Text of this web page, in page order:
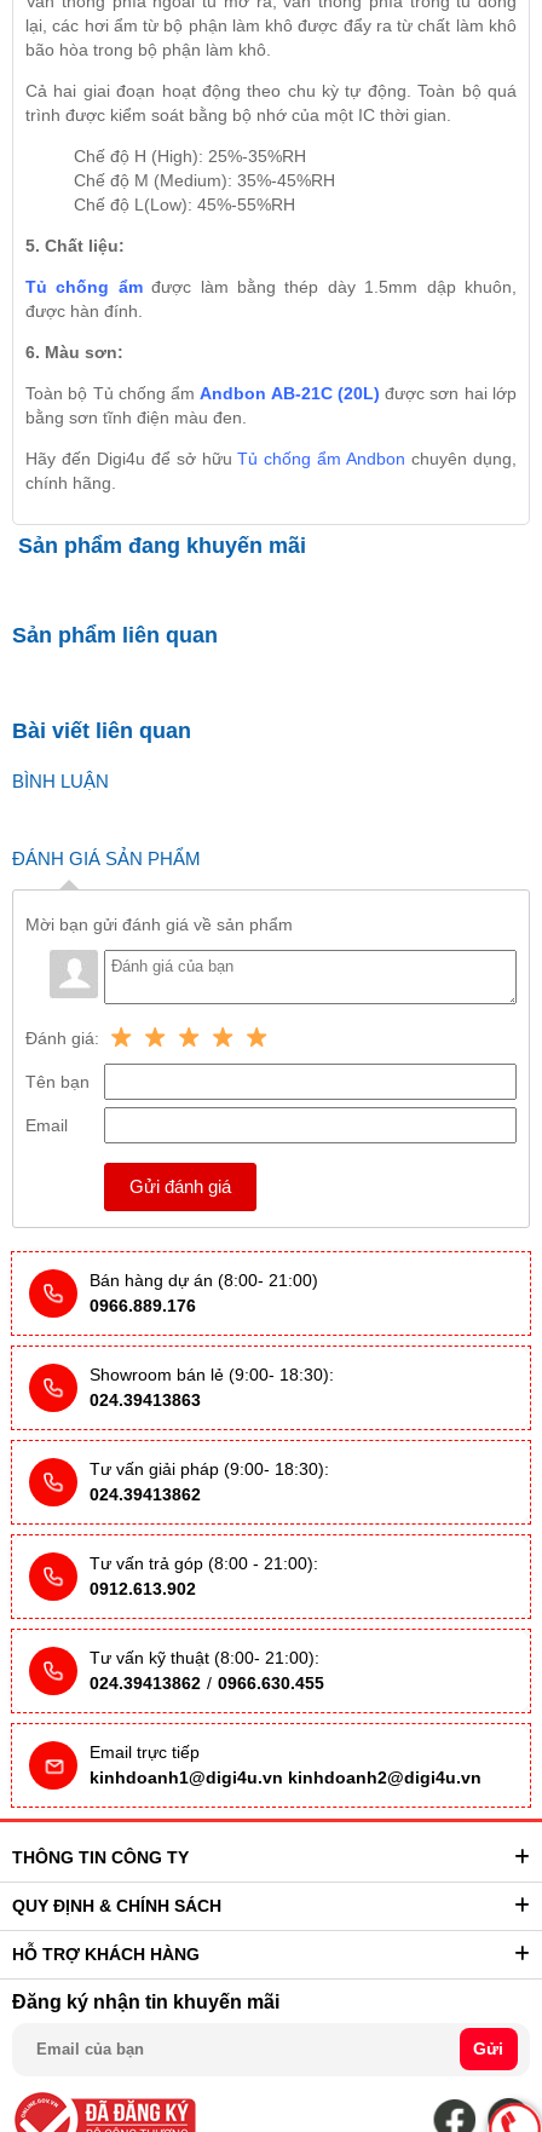
lại, các hơi ẩm từ bộ phận làm khô được đẩy ra từ chất làm khô
bão hòa trong bộ phận làm khô.
Cả hai giai đoạn hoạt động theo chu kỳ tự động. Toàn bộ quá
trình được kiểm soát bằng bộ nhớ của một IC thời gian.
Chế độ H (High): 25%-35%RH
Chế độ M (Medium): 35%-45%RH
Chế độ L(Low): 45%-55%RH
5. Chất liệu:
Tủ chống ẩmđược làm bằng thép dày 1.5mm dập khuôn,
được hàn đính.
6. Màu sơn:
Toàn bộ Tủ chống ẩmAndbon AB-21C (20L) được sơn hai lớp
bằng sơn tĩnh điện màu đen.
Hãy đến Digi4u để sở hữuTủ chống ẩm Andbon chuyên dụng,
chính hãng.
Sản phẩm đang khuyến mãi
Sản phẩm liên quan
Bài viết liên quan
BÌNH LUẬN
ĐÁNH GIÁ SẢN PHẨM
Mời bạn gửi đánh giá về sản phẩm
Đánh giá:
Tên bạn
Email
Gửi đánh giá
Bán hàng dự án (8:00- 21:00)
0966.889.176
Showroom bán lẻ (9:00- 18:30):
024.39413863
Tư vấn giải pháp (9:00- 18:30):
024.39413862
Tư vấn trả góp (8:00 - 21:00):
0912.613.902
Tư vấn kỹ thuật (8:00- 21:00):
024.39413862 / 0966.630.455
Email trực tiếp
kinhdoanh1@digi4u.vn kinhdoanh2@digi4u.vn
THÔNG TIN CÔNG TY
QUY ĐỊNH & CHÍNH SÁCH
HỖ TRỢ KHÁCH HÀNG
Đăng ký nhận tin khuyến mãi
Gửi